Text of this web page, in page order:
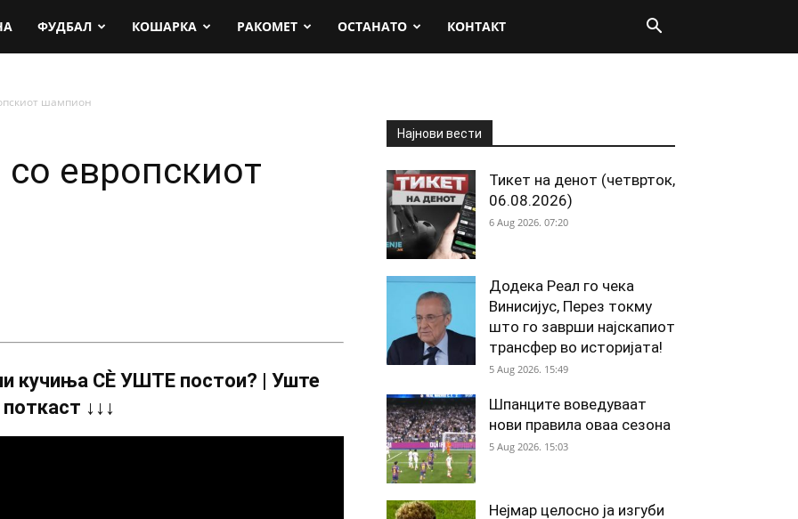
ФУДБАЛ КОШАРКА РАКОМЕТ ОСТАНАТО КОНТАКТ
шампион
европскиот
кучиња СÈ УШТЕ постои? | Уште
↓↓↓
Најнови вести
Тикет на денот (четврток,
06.08.2026)
6 Aug 2026. 07:20
Додека Реал го чека
Винисијус, Перез токму
што го заврши најскапиот
трансфер во историјата!
5 Aug 2026. 15:49
Шпанците воведуваат
нови правила оваа сезона
5 Aug 2026. 15:03
Нејмар целосно ја изгуби